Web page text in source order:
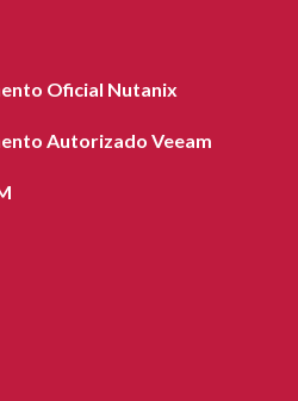
Oficial Nutanix
Autorizado Veeam